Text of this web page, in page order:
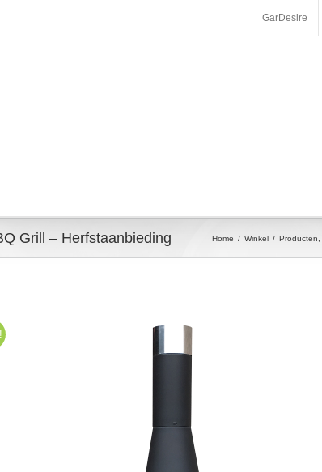
GarDesire
Grill – Herfstaanbieding Home / Winkel / Producten